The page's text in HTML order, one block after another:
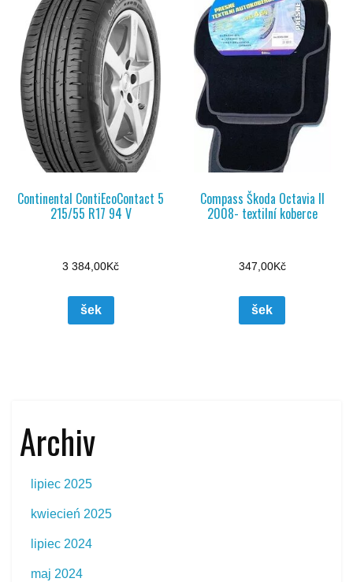
Continental ContiEcoContact 5
215/55 R17 94 V
3 384,00Kč
šek
Compass Škoda Octavia II
2008- textilní koberce
347,00Kč
šek
Archiv
lipiec 2025
kwiecień 2025
lipiec 2024
maj 2024